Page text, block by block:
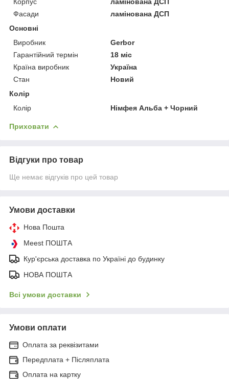
Фасади
ламінована ДСП
Основні
Виробник
Gerbor
Гарантійний термін
18 міс
Країна виробник
Україна
Стан
Новий
Колір
Колір
Німфея Альба + Чорний
Приховати
Відгуки про товар
Ще немає відгуків про цей товар
Умови доставки
Нова Пошта
Meest ПОШТА
Кур'єрська доставка по Україні до будинку
НОВА ПОШТА
Всі умови доставки
Умови оплати
Оплата за реквізитами
Передплата + Післяплата
Оплата на картку